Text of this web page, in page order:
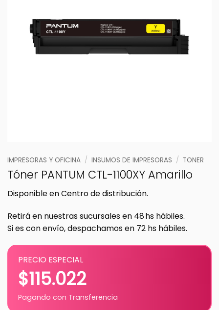
IMPRESORAS Y OFICINA / INSUMOS DE IMPRESORAS / TONER
Tóner PANTUM CTL-1100XY Amarillo
Disponible en Centro de distribución.
Retirá en nuestras sucursales en 48 hs hábiles.
Si es con envío, despachamos en 72 hs hábiles.
PRECIO ESPECIAL
$115.022
Pagando con Transferencia